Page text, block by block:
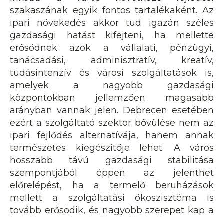
szakaszának egyik fontos tartalékaként. Az
ipari növekedés akkor tud igazán széles
gazdasági hatást kifejteni, ha mellette
erősödnek azok a vállalati, pénzügyi,
tanácsadási, adminisztratív, kreatív,
tudásintenzív és városi szolgáltatások is,
amelyek a nagyobb gazdasági
központokban jellemzően magasabb
arányban vannak jelen. Debrecen esetében
ezért a szolgáltató szektor bővülése nem az
ipari fejlődés alternatívája, hanem annak
természetes kiegészítője lehet. A város
hosszabb távú gazdasági stabilitása
szempontjából éppen az jelenthet
előrelépést, ha a termelő beruházások
mellett a szolgáltatási ökoszisztéma is
tovább erősödik, és nagyobb szerepet kap a